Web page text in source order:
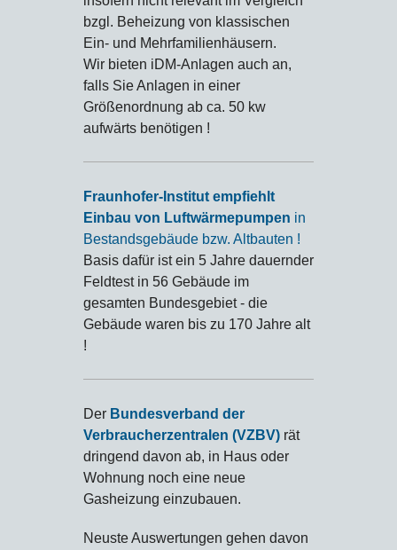
bzgl. Beheizung von klassischen
Ein- und Mehrfamilienhäusern.
Wir bieten iDM-Anlagen auch an,
falls Sie Anlagen in einer
Größenordnung ab ca. 50 kw
aufwärts benötigen !
Fraunhofer-Institut empfiehlt
Einbau von Luftwärmepumpen in
Bestandsgebäude bzw. Altbauten !
Basis dafür ist ein 5 Jahre dauernder
Feldtest in 56 Gebäude im
gesamten Bundesgebiet - die
Gebäude waren bis zu 170 Jahre alt
!
Der Bundesverband der
Verbraucherzentralen (VZBV) rät
dringend davon ab, in Haus oder
Wohnung noch eine neue
Gasheizung einzubauen.
Neuste Auswertungen gehen davon